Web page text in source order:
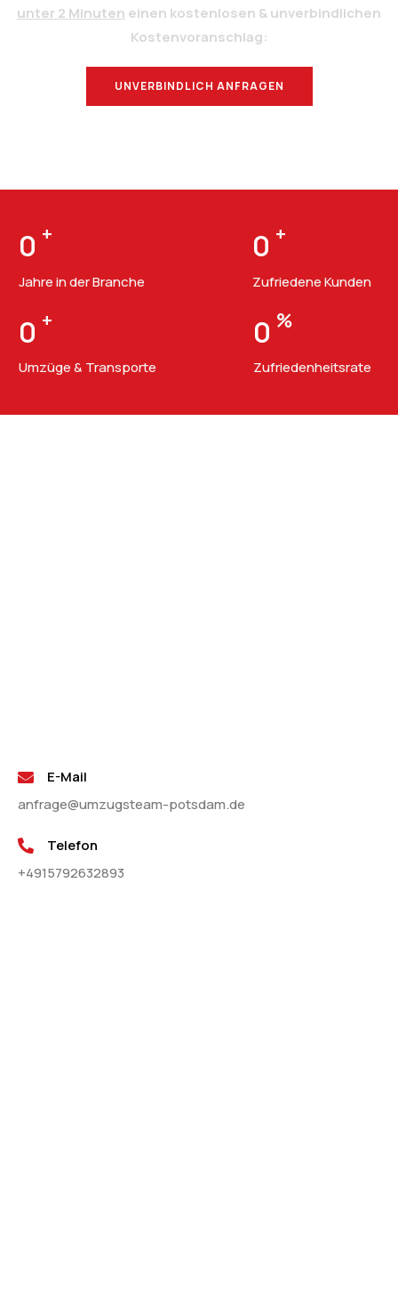
unter 2 Minuten einen kostenlosen & unverbindlichen
Kostenvoranschlag:
UNVERBINDLICH ANFRAGEN
0 +
Jahre in der Branche
0 +
Zufriedene Kunden
0 +
Umzüge & Transporte
0 %
Zufriedenheitsrate
E-Mail
anfrage@umzugsteam-potsdam.de
Telefon
+4915792632893